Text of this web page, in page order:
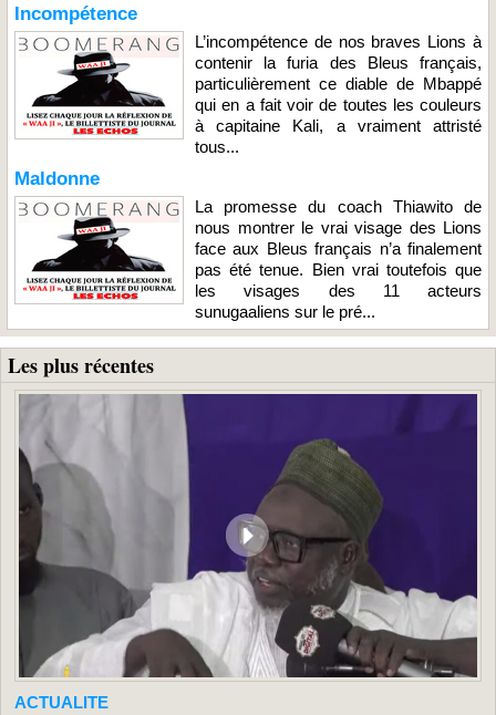
Incompétence
L’incompétence de nos braves Lions à
contenir la furia des Bleus français,
particulièrement ce diable de Mbappé
qui en a fait voir de toutes les couleurs
à capitaine Kali, a vraiment attristé
tous...
Maldonne
La promesse du coach Thiawito de
nous montrer le vrai visage des Lions
face aux Bleus français n’a finalement
pas été tenue. Bien vrai toutefois que
les visages des 11 acteurs
sunugaaliens sur le pré...
Les plus récentes
ACTUALITE